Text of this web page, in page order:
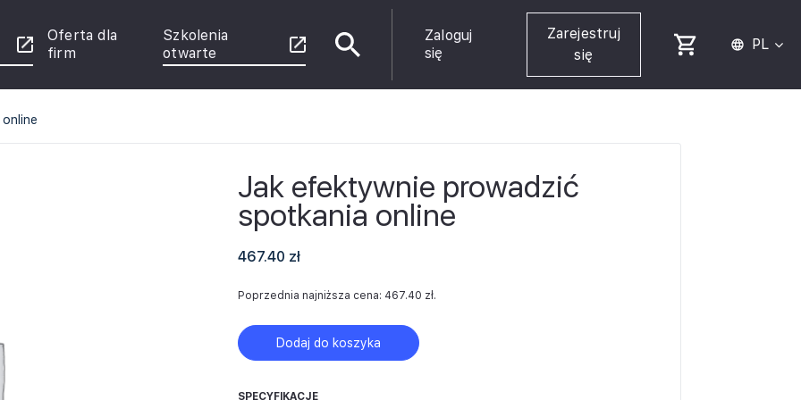
Oferta dla
firm
Szkolenia
otwarte
Zaloguj
się
Zarejestruj
się
PL
Jak efektywnie prowadzić
spotkania online
467.40 zł
Poprzednia najniższa cena: 467.40 zł.
Dodaj do koszyka
SPECYFIKACJE